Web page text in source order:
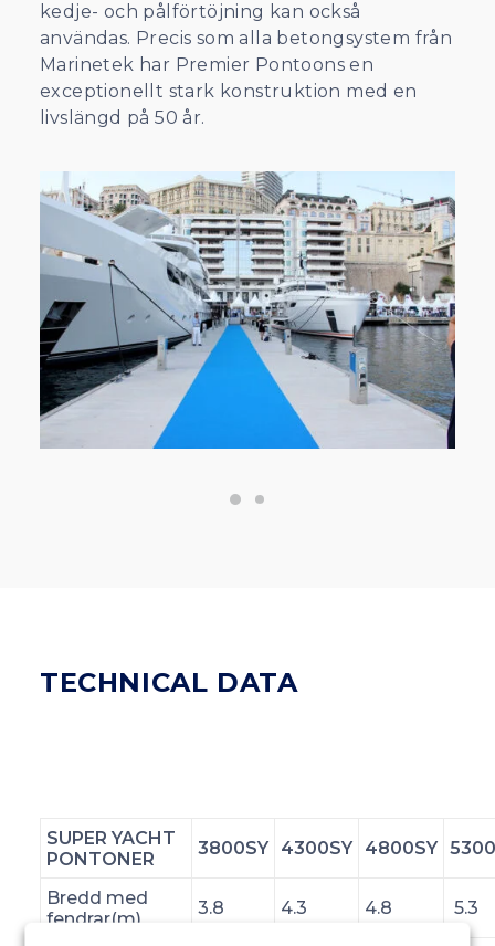
kedje- och pålförtöjning kan också
användas. Precis som alla betongsystem från
Marinetek har Premier Pontoons en
exceptionellt stark konstruktion med en
livslängd på 50 år.
TECHNICAL DATA
SUPER YACHT
PONTONER
3800SY 4300SY 4800SY
Bredd med
fendrar(m)
3.8 4.3 4.8 5.3